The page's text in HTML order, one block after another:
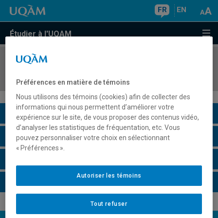
FR EN
Étudier à l'UQAM
COURS//
Description du cours
Horaire - Été 2026
Préférences en matière de témoins
Nous utilisons des témoins (cookies) afin de collecter des
informations qui nous permettent d’améliorer votre
expérience sur le site, de vous proposer des contenus vidéo,
d’analyser les statistiques de fréquentation, etc. Vous
pouvez personnaliser votre choix en sélectionnant
« Préférences ».
Tout refuser
Autoriser les témoins